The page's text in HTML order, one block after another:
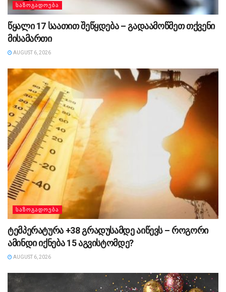
ᲡᲐᲖᲝᲒᲐᲓᲝᲔᲑᲐ
წყალი 17 საათით შეწყდება – გადაამოწმეთ თქვენი
მისამართი
AUGUST 6, 2026
ᲡᲐᲖᲝᲒᲐᲓᲝᲔᲑᲐ
ტემპერატურა +38 გრადუსამდე აიწევს – როგორი
ამინდი იქნება 15 აგვისტომდე?
AUGUST 6, 2026